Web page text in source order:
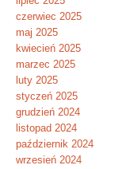
czerwiec 2025
maj 2025
kwiecień 2025
marzec 2025
luty 2025
styczeń 2025
grudzień 2024
listopad 2024
październik 2024
wrzesień 2024